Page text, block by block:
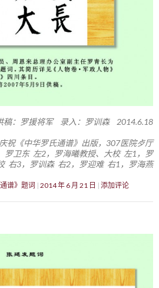
稿：罗援将军 录入：罗训森 2014.6.18
祝《中华罗氏通谱》出版，307医院歺厅
罗卫东 左2，罗海曦教授、大校 左1，罗
右3，罗训森 右2，罗迎难 右1，罗海燕
谱》题词 2014 年 6 月 21 日 添加评论